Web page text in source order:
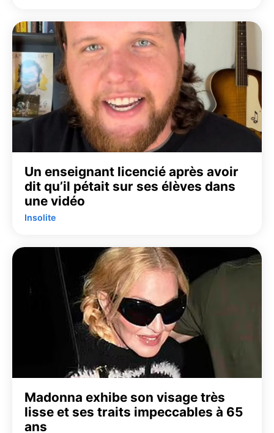
Un enseignant licencié après avoir
dit qu’il pétait sur ses élèves dans
une vidéo
Insolite
Madonna exhibe son visage très
lisse et ses traits impeccables à 65
ans